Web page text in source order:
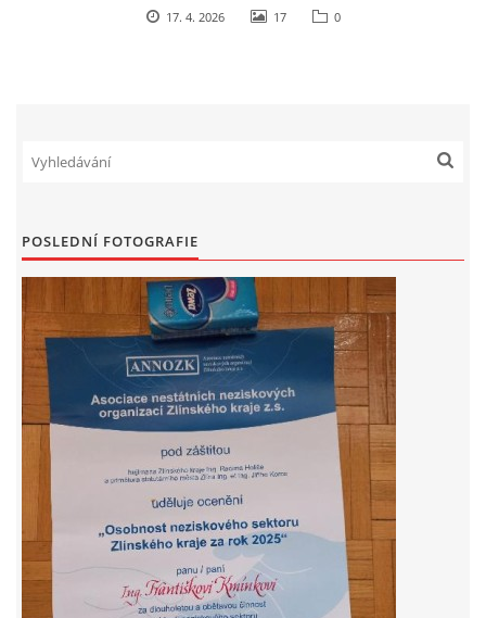
17. 4. 2026 17 0
POSLEDNÍ FOTOGRAFIE